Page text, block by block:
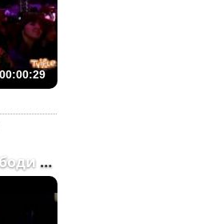
00:00:29
Сексуальное боди в горо...